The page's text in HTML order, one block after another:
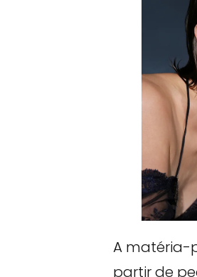
A matéria-
partir de